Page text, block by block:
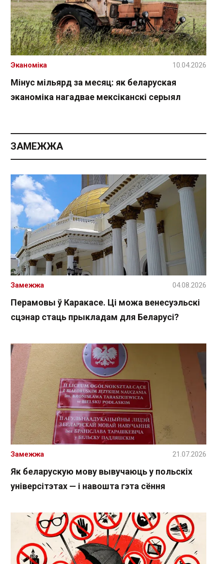
Мінус мільярд за месяц: як беларуская
эканоміка нагадвае мексіканскі серыял
Эканоміка 10.04.2026
ЗАМЕЖЖА
Перамовы ў Каракасе. Ці можа венесуэльскі
сцэнар стаць прыкладам для Беларусі?
Замежжа 04.08.2026
Як беларускую мову вывучаюць у польскіх
універсітэтах — і навошта гэта сёння
Замежжа 21.07.2026